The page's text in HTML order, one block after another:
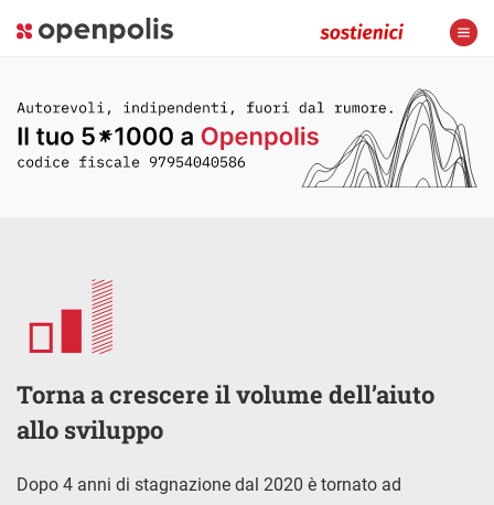
Torna a crescere il volume dell’aiuto
allo sviluppo
Dopo 4 anni di stagnazione dal 2020 è tornato ad